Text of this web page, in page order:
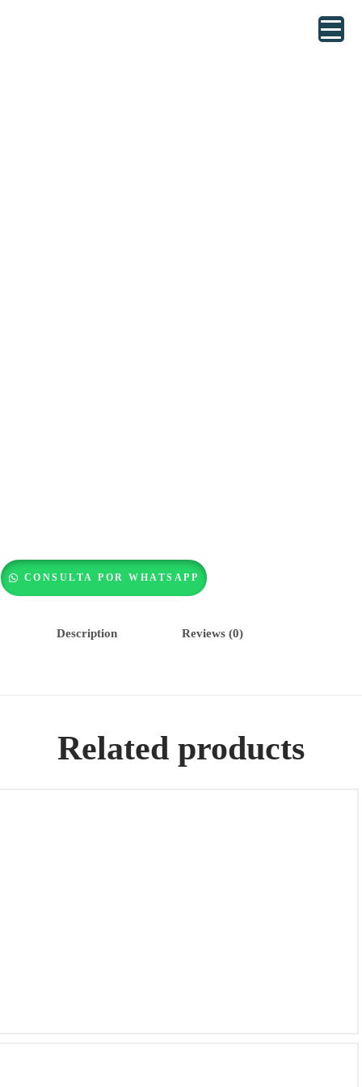
CONSULTA POR WHATSAPP
Description Reviews (0)
Related products